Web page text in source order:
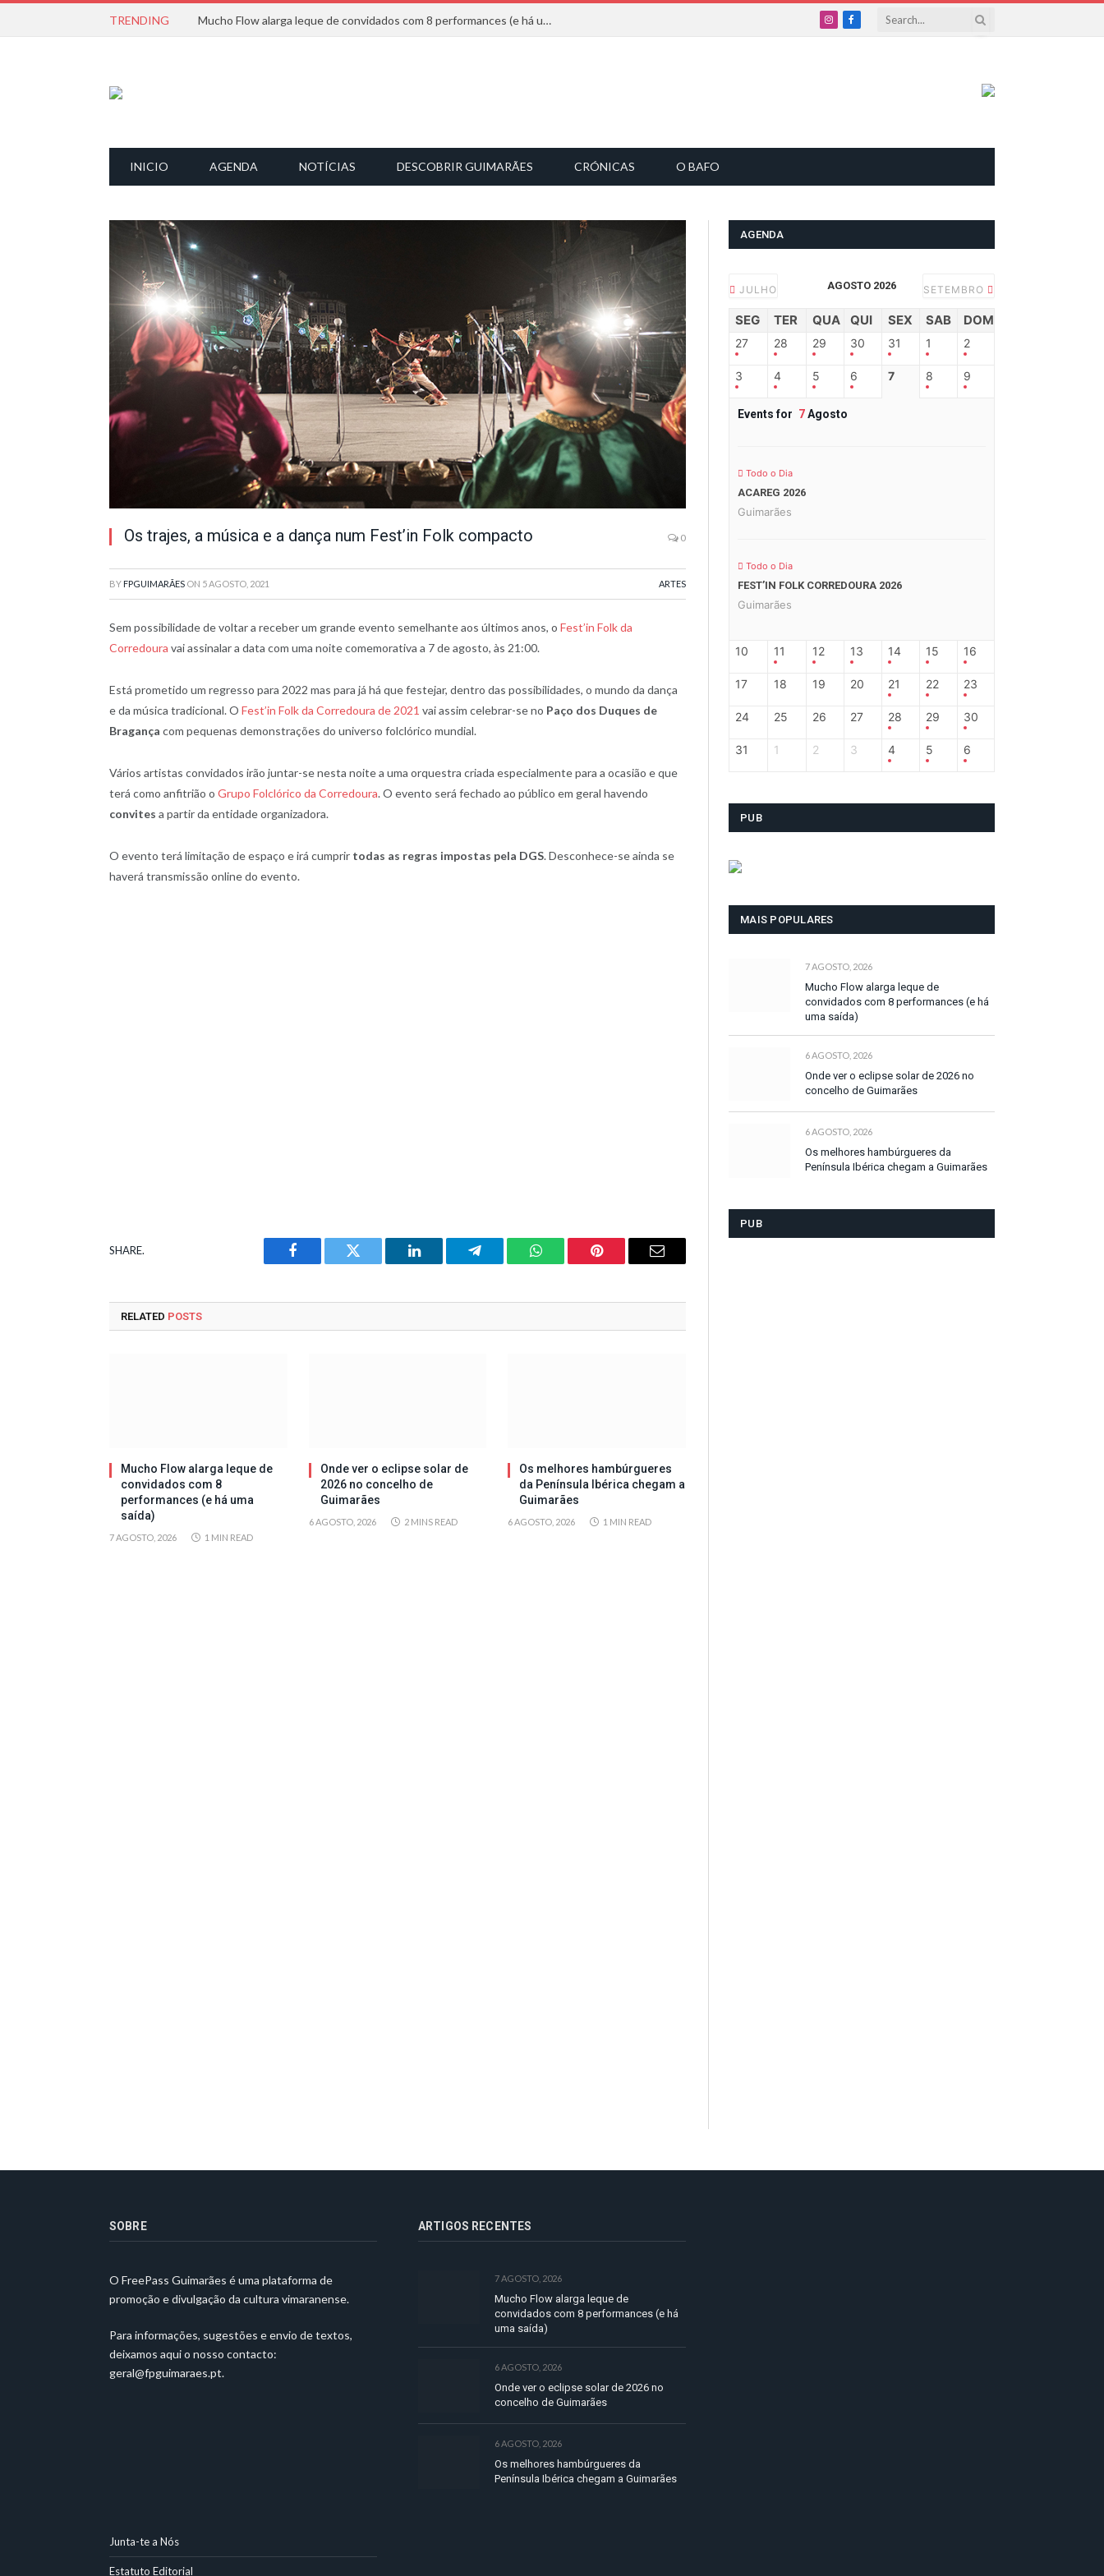
TRENDING Mucho Flow alarga leque de convidados com 8 performances (e há uma saída)
InstagramFacebook
INICIO AGENDA NOTÍCIAS DESCOBRIR GUIMARÃES CRÓNICAS O BAFO
Os trajes, a música e a dança num Fest’in Folk compacto 0
BY FPGUIMARÃES ON 5 AGOSTO, 2021 ARTES
Sem possibilidade de voltar a receber um grande evento semelhante aos últimos anos, o Fest’in Folk da
Corredoura vai assinalar a data com uma noite comemorativa a 7 de agosto, às 21:00.
Está prometido um regresso para 2022 mas para já há que festejar, dentro das possibilidades, o mundo da dança
e da música tradicional. O Fest’in Folk da Corredoura de 2021 vai assim celebrar-se no Paço dos Duques de
Bragança com pequenas demonstrações do universo folclórico mundial.
Vários artistas convidados irão juntar-se nesta noite a uma orquestra criada especialmente para a ocasião e que
terá como anfitrião o Grupo Folclórico da Corredoura. O evento será fechado ao público em geral havendo
convites a partir da entidade organizadora.
O evento terá limitação de espaço e irá cumprir todas as regras impostas pela DGS. Desconhece-se ainda se
haverá transmissão online do evento.
SHARE.
Facebook Twitter LinkedIn Telegram WhatsAppPinterest Email
RELATED POSTS
Mucho Flow alarga leque de
convidados com 8
performances (e há uma
saída)
7 AGOSTO, 2026 1 MIN READ
Onde ver o eclipse solar de
2026 no concelho de
Guimarães
6 AGOSTO, 2026 2 MINS READ
Os melhores hambúrgueres
da Península Ibérica chegam a
Guimarães
6 AGOSTO, 2026 1 MIN READ
AGENDA
JULHO AGOSTO 2026 SETEMBRO
SEG TER QUA QUI SEX SAB DOM
27 28 29 30 31 1 2
3 4 5 6 7 8 9
Events for 7Agosto
Todo o Dia
ACAREG 2026
Guimarães
Todo o Dia
FEST’IN FOLK CORREDOURA 2026
Guimarães
10 11 12 13 14 15 16
17 18 19 20 21 22 23
24 25 26 27 28 29 30
31 1 2 3 4 5 6
PUB
MAIS POPULARES
7 AGOSTO, 2026
Mucho Flow alarga leque de
convidados com 8 performances (e há
uma saída)
6 AGOSTO, 2026
Onde ver o eclipse solar de 2026 no
concelho de Guimarães
6 AGOSTO, 2026
Os melhores hambúrgueres da
Península Ibérica chegam a Guimarães
PUB
SOBRE
O FreePass Guimarães é uma plataforma de
promoção e divulgação da cultura vimaranense.
Para informações, sugestões e envio de textos,
deixamos aqui o nosso contacto:
geral@fpguimaraes.pt.
ARTIGOS RECENTES
7 AGOSTO, 2026
Mucho Flow alarga leque de
convidados com 8 performances (e há
uma saída)
6 AGOSTO, 2026
Onde ver o eclipse solar de 2026 no
concelho de Guimarães
6 AGOSTO, 2026
Os melhores hambúrgueres da
Península Ibérica chegam a Guimarães
Junta-te a Nós
Estatuto Editorial